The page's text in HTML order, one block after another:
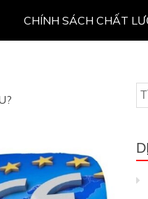
CHÍNH SÁCH CHẤT